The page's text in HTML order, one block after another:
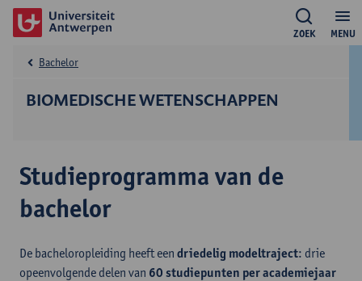
MENU
ZOEK
BIOMEDISCHE WETENSCHAPPEN
Bachelor
Studieprogramma van de
bachelor
De bacheloropleiding heeft een driedelig modeltraject: drie
opeenvolgende delen van 60 studiepunten per academiejaar